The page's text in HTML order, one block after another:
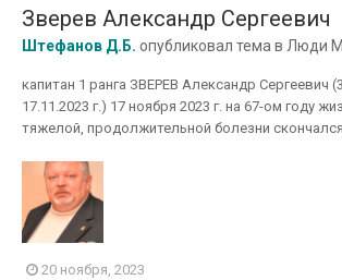
Зверев Александр Сергеевич
Штефанов Д.Б. опубликовал тема в Люди
капитан 1 ранга ЗВЕРЕВ Александр Сергеевич
17.11.2023 г.) 17 ноября 2023 г. на 67-ом году
тяжелой, продолжительной болезни скончался
20 ноября, 2023